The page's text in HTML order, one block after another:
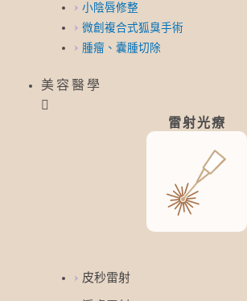
小陰唇修整
微創複合式狐臭手術
腫瘤、囊腫切除
美容醫學
雷射光療
皮秒雷射